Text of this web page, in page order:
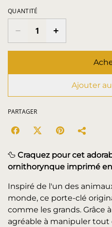
QUANTITÉ
Ajouter
PARTAGER
🦆 Craquez pour cet
ornithorynque imprimé en
Inspiré de l'un des
monde, ce porte-clé
comme les grands. Grâce
agréable à manipuler